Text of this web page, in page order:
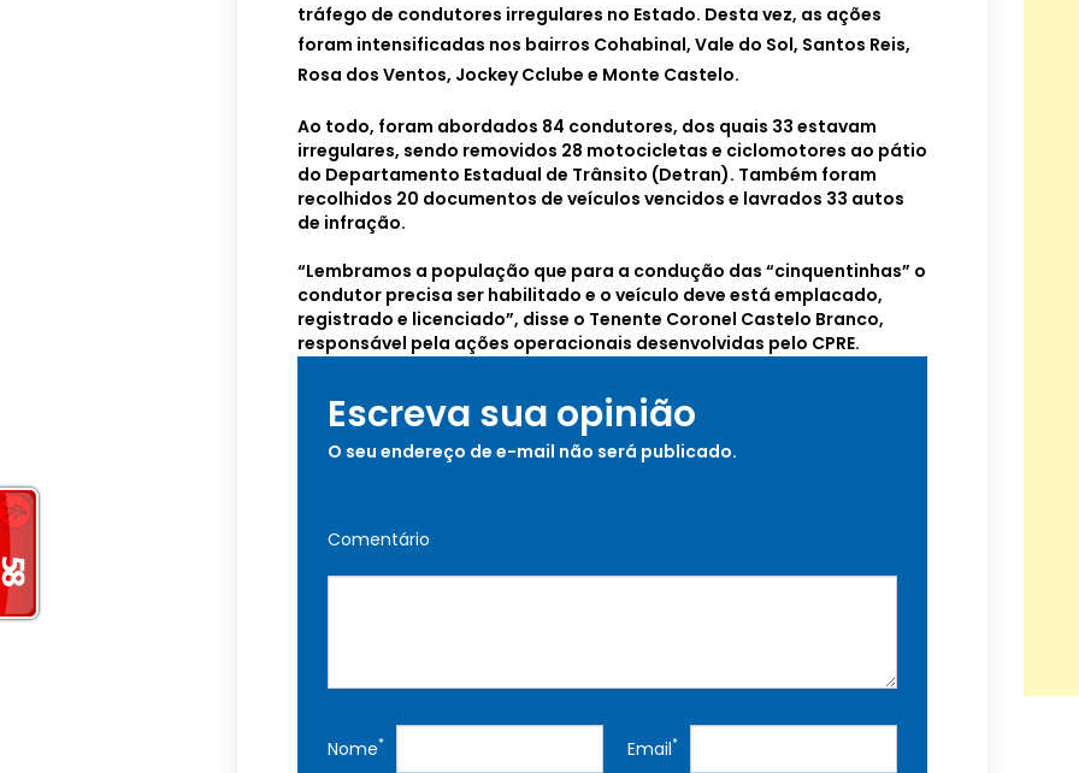
tráfego de condutores irregulares no Estado. Desta vez, as ações
foram intensificadas nos bairros Cohabinal, Vale do Sol, Santos Reis,
Rosa dos Ventos, Jockey Cclube e Monte Castelo.
Ao todo, foram abordados 84 condutores, dos quais 33 estavam
irregulares, sendo removidos 28 motocicletas e ciclomotores ao pátio
do Departamento Estadual de Trânsito (Detran). Também foram
recolhidos 20 documentos de veículos vencidos e lavrados 33 autos
de infração.
“Lembramos a população que para a condução das “cinquentinhas” o
condutor precisa ser habilitado e o veículo deve está emplacado,
registrado e licenciado”, disse o Tenente Coronel Castelo Branco,
responsável pela ações operacionais desenvolvidas pelo CPRE.
Escreva sua opinião
O seu endereço de e-mail não será publicado.
Comentário
Nome* Email*